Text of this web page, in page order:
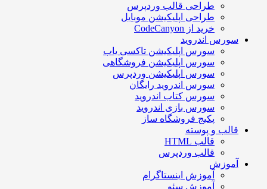
طراحی قالب وردپرس
طراحی اپلیکیشن موبایل
خرید از CodeCanyon
سورس اندروید
سورس اپلیکیشن تاکسی یاب
سورس اپلیکیشن فروشگاهی
سورس اپلیکیشن وردپرس
سورس اندروید رایگان
سورس کتاب اندروید
سورس بازی اندروید
پکیج فروشگاه ساز
قالب و پوسته
قالب HTML
قالب وردپرس
آموزش
آموزش اینستاگرام
آموزش سئو